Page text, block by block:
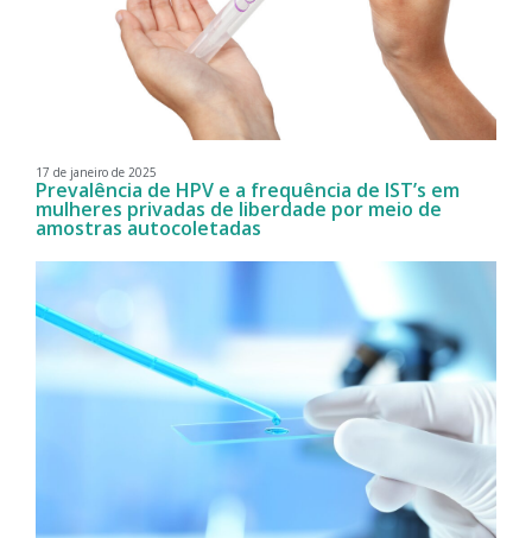
17 de janeiro de 2025
Prevalência de HPV e a frequência de IST’s em
mulheres privadas de liberdade por meio de
amostras autocoletadas